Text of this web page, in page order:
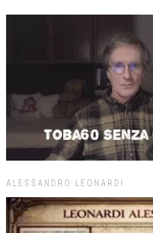
ALESSANDRO LEONARDI